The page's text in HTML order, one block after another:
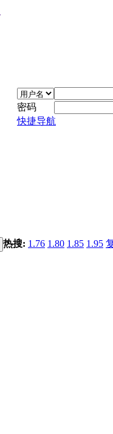
密码
快捷导航
热搜: 1.76 1.80 1.85 1.95